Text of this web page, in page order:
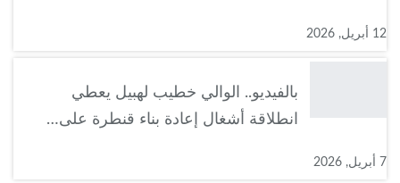
12 أبريل, 2026
بالفيديو.. الوالي خطيب لهبيل يعطي
انطلاقة أشغال إعادة بناء قنطرة على…
7 أبريل, 2026